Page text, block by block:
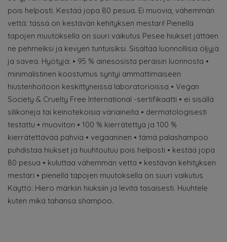
pois helposti. Kestää jopa 80 pesua. Ei muovia, vähemmän
vettä: tässä on kestävän kehityksen mestari! Pienellä
tapojen muutoksella on suuri vaikutus Pesee hiukset jättäen
ne pehmeiksi ja kevyen tuntuisiksi. Sisältää luonnollisia öljyjä
ja savea. Hyötyjä: • 95 % ainesosista peräisin luonnosta •
minimalistinen koostumus syntyi ammattimaiseen
hiustenhoitoon keskittyneissä laboratorioissa • Vegan
Society & Cruelty Free International -sertifikaatti • ei sisällä
silikoneja tai keinotekoisia väriaineita • dermatologisesti
testattu • muoviton • 100 % kierrätettyä ja 100 %
kierrätettävää pahvia • vegaaninen • tämä palashampoo
puhdistaa hiukset ja huuhtoutuu pois helposti • kestää jopa
80 pesua • kuluttaa vähemmän vettä • kestävän kehityksen
mestari • pienellä tapojen muutoksella on suuri vaikutus
Käyttö: Hiero märkiin hiuksiin ja levitä tasaisesti. Huuhtele
kuten mikä tahansa shampoo.